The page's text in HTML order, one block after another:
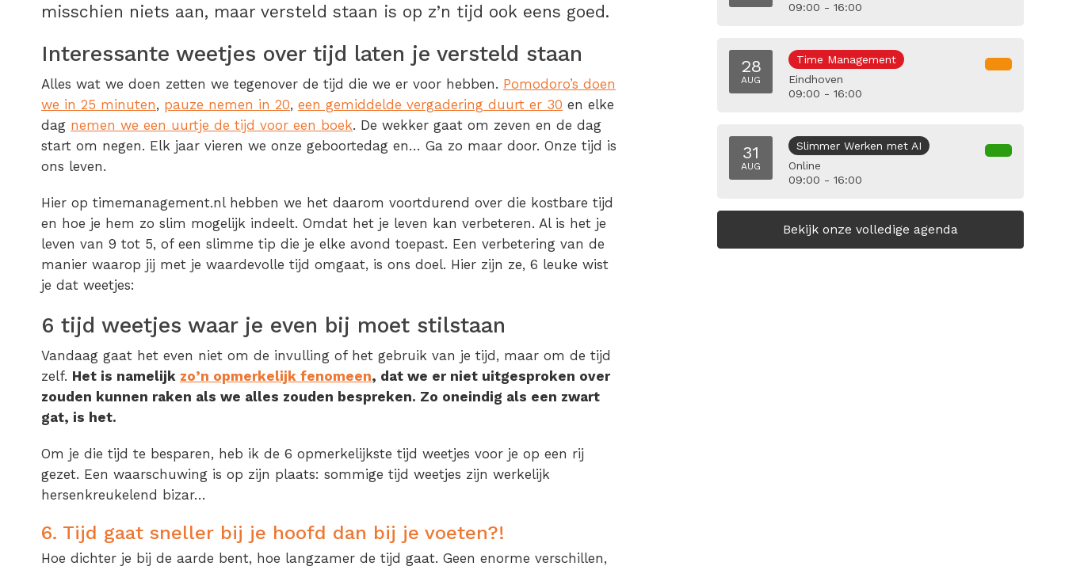
misschien niets aan, maar versteld staan is op z’n tijd ook eens goed.
Interessante weetjes over tijd laten je versteld staan
Alles wat we doen zetten we tegenover de tijd die we er voor hebben. Pomodoro’s doen
we in 25 minuten, pauze nemen in 20, een gemiddelde vergadering duurt er 30 en elke
dag nemen we een uurtje de tijd voor een boek. De wekker gaat om zeven en de dag
start om negen. Elk jaar vieren we onze geboortedag en… Ga zo maar door. Onze tijd is
ons leven.
Hier op timemanagement.nl hebben we het daarom voortdurend over die kostbare tijd
en hoe je hem zo slim mogelijk indeelt. Omdat het je leven kan verbeteren. Al is het je
leven van 9 tot 5, of een slimme tip die je elke avond toepast. Een verbetering van de
manier waarop jij met je waardevolle tijd omgaat, is ons doel. Hier zijn ze, 6 leuke wist
je dat weetjes:
6 tijd weetjes waar je even bij moet stilstaan
Vandaag gaat het even niet om de invulling of het gebruik van je tijd, maar om de tijd
zelf. Het is namelijk zo’n opmerkelijk fenomeen, dat we er niet uitgesproken over
zouden kunnen raken als we alles zouden bespreken. Zo oneindig als een zwart
gat, is het.
Om je die tijd te besparen, heb ik de 6 opmerkelijkste tijd weetjes voor je op een rij
gezet. Een waarschuwing is op zijn plaats: sommige tijd weetjes zijn werkelijk
hersenkreukelend bizar…
6. Tijd gaat sneller bij je hoofd dan bij je voeten?!
Hoe dichter je bij de aarde bent, hoe langzamer de tijd gaat. Geen enorme verschillen,
09:00 - 16:00
28
AUG
Time Management
Eindhoven
09:00 - 16:00
31
AUG
Slimmer Werken met AI
Online
09:00 - 16:00
Bekijk onze volledige agenda